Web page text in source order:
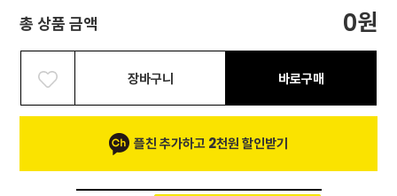
총 상품 금액 0원
장바구니 바로구매
플친 추가하고 2천원 할인받기